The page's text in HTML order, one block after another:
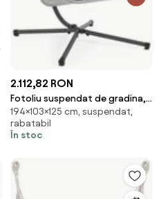
2.112,82 RON
Fotoliu suspendat de gradina,
pliabil, cu perna, 125x103x194
cm, Algar Yes
194×103×125 cm, suspendat,
rabatabil
În stoc